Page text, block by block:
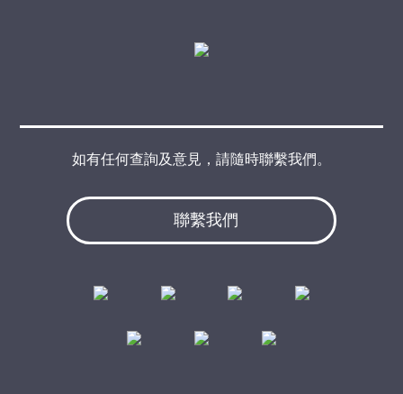
聯繫我們
如有任何查詢及意見，請隨時聯繫我們。